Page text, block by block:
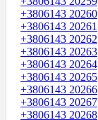
+3806143 20260
+3806143 20261
+3806143 20262
+3806143 20263
+3806143 20264
+3806143 20265
+3806143 20266
+3806143 20267
+3806143 20268